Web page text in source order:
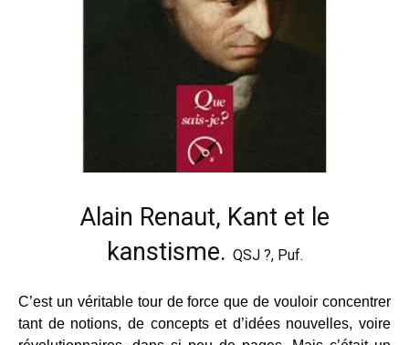
Alain Renaut, Kant et le
kanstisme. QSJ ?, Puf.
C’est un véritable tour de force que de vouloir concentrer
tant de notions, de concepts et d’idées nouvelles, voire